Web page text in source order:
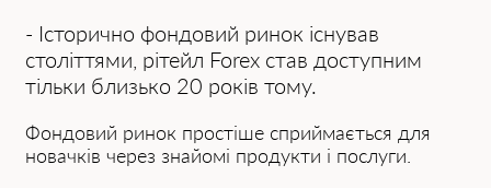
- Історично фондовий ринок існував
століттями, рітейл Forex став доступним
тільки близько 20 років тому.
Фондовий ринок простіше сприймається для
новачків через знайомі продукти і послуги.